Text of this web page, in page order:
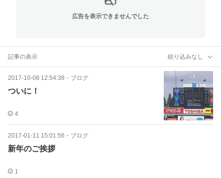
広告を表示できませんでした
記事の表示 絞り込みなし
2017-10-08 12:54:38 ・ ブログ
ついに！
4
2017-01-11 15:01:56 ・ ブログ
新年のご挨拶
1